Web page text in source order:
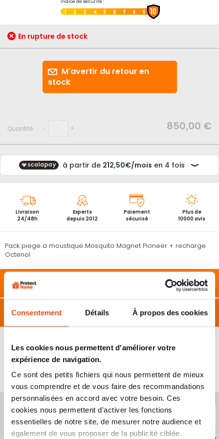
Consentement Détails À propos des cookies
Les cookies nous permettent d'améliorer votre
expérience de navigation.
Ce sont des petits fichiers qui nous permettent de mieux
vous comprendre et de vous faire des recommandations
personnalisées en accord avec votre besoin. Ces
cookies nous permettent d'activer les fonctions
essentielles de notre site, de mesurer notre audience et
également de vous proposer de la publicité ciblée.
de
la
Indice de sécurité :
1 2 3 4 5 6 7 8 9 10
Pack piege a moustique Mosquito Magnet Pioneer + recharge
Octenol
En rupture de stock
M'avertir du retour en
stock
Quantité : - + 850,00 €
Livraison
24/48h
Experts
depuis 2012
Paiement
sécurisé
Plus de
10000 avis
Description
Caractéristiques
VOUS POURRIEZ ÉGALEMENT ÊTRE INTÉRESSÉ
PAR...
Produit épuisé Produit épuisé